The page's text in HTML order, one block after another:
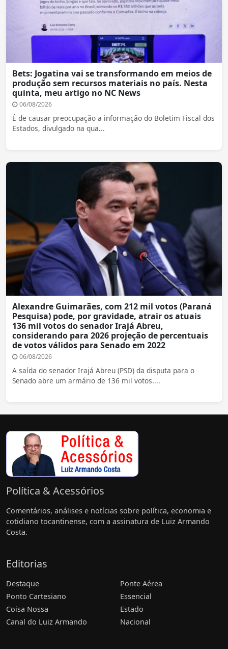
Bets: Jogatina vai se transformando em meios de
produção sem recursos materiais no país. Nesta
quinta, meu artigo no NC News
06/08/2026
É de causar preocupação a informação do Boletim Fiscal dos
Estados, divulgado na qua...
Alexandre Guimarães, com 212 mil votos (Paraná
Pesquisa) pode, por gravidade, atrair os atuais
136 mil votos do senador Irajá Abreu,
considerando para 2026 projeção de percentuais
de votos válidos para Senado em 2022
06/08/2026
A saída do senador Irajá Abreu (PSD) da disputa para o
Senado abre um armário de 136 mil votos....
Política & Acessórios
Comentários, análises e notícias sobre política, economia e
cotidiano tocantinense, com a assinatura de Luiz Armando
Costa.
Editorias
Destaque
Ponto Cartesiano
Coisa Nossa
Canal do Luiz Armando
Ponte Aérea
Essencial
Estado
Nacional